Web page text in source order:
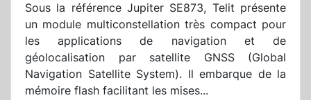
Sous la référence Jupiter SE873, Telit présente
un module multiconstellation très compact pour
les applications de navigation et de
géolocalisation par satellite GNSS (Global
Navigation Satellite System). Il embarque de la
mémoire flash facilitant les mises...